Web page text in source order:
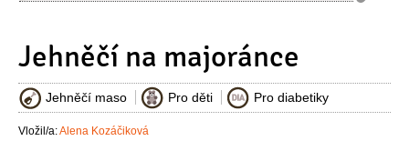
Jehněčí na majoránce
Jehněčí maso Pro děti Pro diabetiky
Vložil/a:Alena Kozáčiková